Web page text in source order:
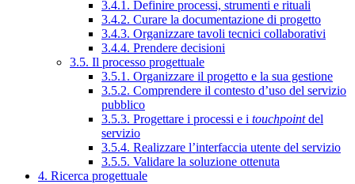
3.4.1. Definire processi, strumenti e rituali
3.4.2. Curare la documentazione di progetto
3.4.3. Organizzare tavoli tecnici collaborativi
3.4.4. Prendere decisioni
3.5. Il processo progettuale
3.5.1. Organizzare il progetto e la sua gestione
3.5.2. Comprendere il contesto d’uso del servizio
pubblico
3.5.3. Progettare i processi e i touchpointdel
servizio
3.5.4. Realizzare l’interfaccia utente del servizio
3.5.5. Validare la soluzione ottenuta
4. Ricerca progettuale